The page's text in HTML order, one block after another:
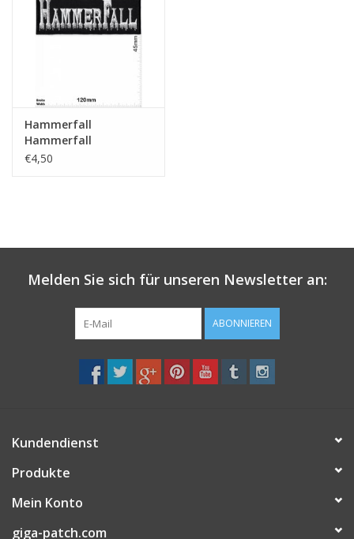
Hammerfall
Hammerfall
€4,50
Melden Sie sich für unseren Newsletter an:
ABONNIEREN
Kundendienst
Produkte
Mein Konto
giga-patch.com